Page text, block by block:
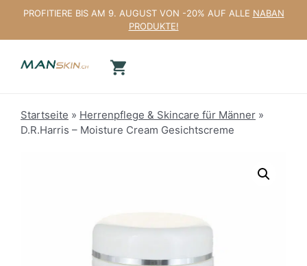
springen
PROFITIERE BIS AM 9. AUGUST VON -20% AUF ALLE NABAN
PRODUKTE!
Startseite » Herrenpflege & Skincare für Männer »
D.R.Harris – Moisture Cream Gesichtscreme